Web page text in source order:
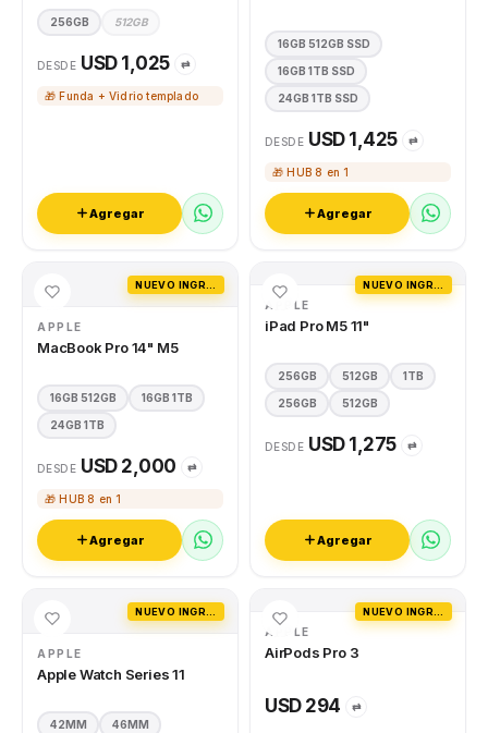
256GB 512GB
DESDE USD 1,025 ⇄
🎁 Funda + Vidrio templado
Agregar
16GB 512GB SSD
16GB 1TB SSD
24GB 1TB SSD
DESDE USD 1,425 ⇄
🎁 HUB 8 en 1
Agregar
APPLE
MacBook Pro 14" M5
16GB 512GB 16GB 1TB
24GB 1TB
DESDE USD 2,000 ⇄
🎁 HUB 8 en 1
Agregar
APPLE
iPad Pro M5 11"
256GB 512GB 1TB
256GB 512GB
DESDE USD 1,275 ⇄
Agregar
APPLE
Apple Watch Series 11
42MM 46MM
APPLE
AirPods Pro 3
USD 294 ⇄